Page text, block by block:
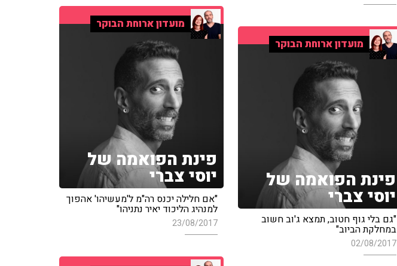
מועדון ארוחת הבוקר
פינת הפואמה של
יוסי צברי
"אם חלילה יכנס רה"מ ל'מעשיהו' אהפוך
למנהיג הליכוד יאיר נתניהו"
23/08/2017
מועדון ארוחת הבוקר
פינת הפואמה של
יוסי צברי
"גם בלי גוף חטוב, תמצא ג'וב חשוב
במחלקת הביוב"
02/08/2017